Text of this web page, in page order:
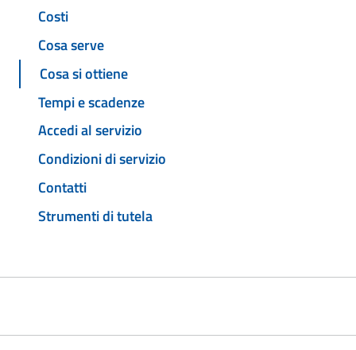
Costi
Cosa serve
Cosa si ottiene
Tempi e scadenze
Accedi al servizio
Condizioni di servizio
Contatti
Strumenti di tutela